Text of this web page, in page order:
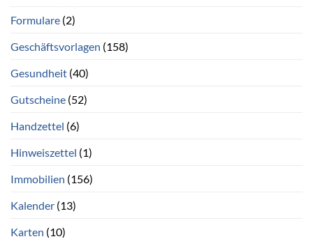
Formulare (2)
Geschäftsvorlagen (158)
Gesundheit (40)
Gutscheine (52)
Handzettel (6)
Hinweiszettel (1)
Immobilien (156)
Kalender (13)
Karten (10)